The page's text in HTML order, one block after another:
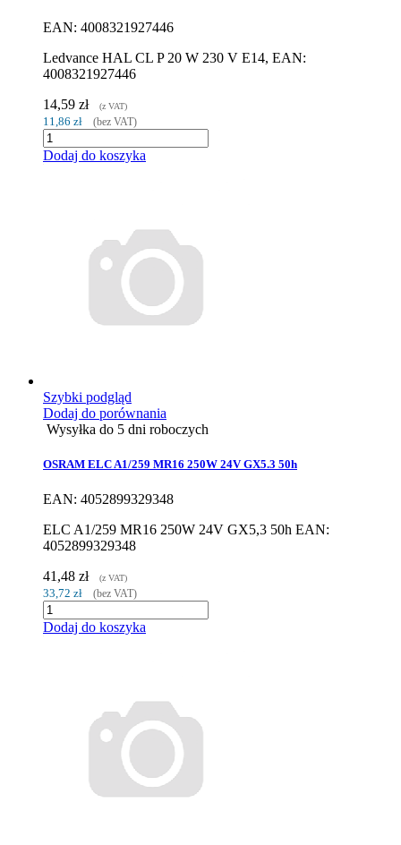
EAN: 4008321927446
Ledvance HAL CL P 20 W 230 V E14, EAN:
4008321927446
14,59 zł
(z VAT)
11,86 zł (bez VAT)
Dodaj do koszyka
Szybki podgląd
Dodaj do porównania
Wysyłka do 5 dni roboczych
OSRAM ELC A1/259 MR16 250W 24V GX5.3 50h
EAN: 4052899329348
ELC A1/259 MR16 250W 24V GX5,3 50h EAN:
4052899329348
41,48 zł
(z VAT)
33,72 zł (bez VAT)
Dodaj do koszyka